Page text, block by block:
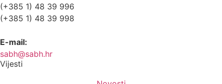
(+385 1) 48 39 996
(+385 1) 48 39 998
E-mail:
sabh@sabh.hr
Vijesti